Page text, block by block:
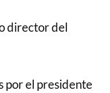
director del
por el presidente